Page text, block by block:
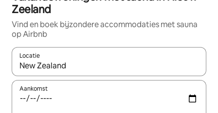
Zeeland
Vind en boek bijzondere accommodaties met sauna
op Airbnb
Locatie
Wanneer er resultaten beschikbaar zijn, maak je een keuze
Aankomst